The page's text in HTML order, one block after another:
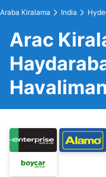
Araba Kiralama India
Arac